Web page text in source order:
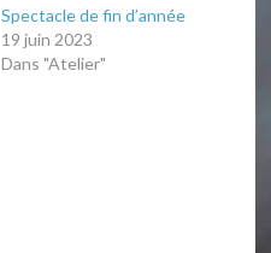
Spectacle de fin d’année
19 juin 2023
Dans "Atelier"